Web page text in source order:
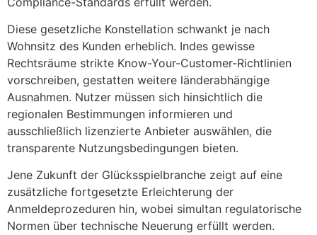
Diese gesetzliche Konstellation schwankt je nach
Wohnsitz des Kunden erheblich. Indes gewisse
Rechtsräume strikte Know-Your-Customer-Richtlinien
vorschreiben, gestatten weitere länderabhängige
Ausnahmen. Nutzer müssen sich hinsichtlich die
regionalen Bestimmungen informieren und
ausschließlich lizenzierte Anbieter auswählen, die
transparente Nutzungsbedingungen bieten.
Jene Zukunft der Glücksspielbranche zeigt auf eine
zusätzliche fortgesetzte Erleichterung der
Anmeldeprozeduren hin, wobei simultan regulatorische
Normen über technische Neuerung erfüllt werden.